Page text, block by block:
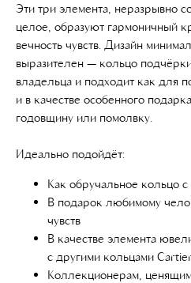
Эти три элемента, неразрывно
целое, образуют гармоничный
вечность чувств. Дизайн
выразителен — кольцо
владельца и подходит как для
и в качестве особенного
годовщину или помолвку.
Идеально подойдёт:
Как обручальное кольцо
В подарок любимому
чувств
В качестве элемента
с другими кольцами
Коллекционерам,